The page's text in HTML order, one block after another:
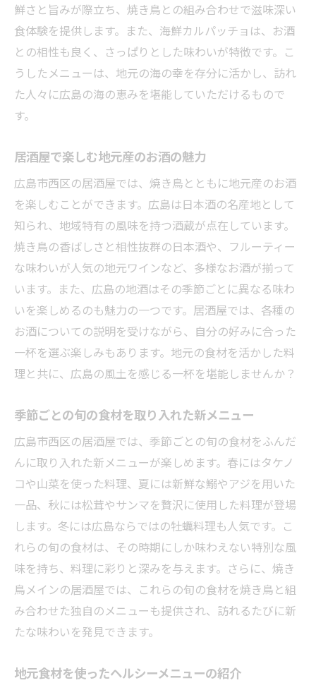
鮮さと旨みが際立ち、焼き鳥との組み合わせで滋味深い
食体験を提供します。また、海鮮カルパッチョは、お酒
との相性も良く、さっぱりとした味わいが特徴です。こ
うしたメニューは、地元の海の幸を存分に活かし、訪れ
た人々に広島の海の恵みを堪能していただけるもので
す。
居酒屋で楽しむ地元産のお酒の魅力
広島市西区の居酒屋では、焼き鳥とともに地元産のお酒
を楽しむことができます。広島は日本酒の名産地として
知られ、地域特有の風味を持つ酒蔵が点在しています。
焼き鳥の香ばしさと相性抜群の日本酒や、フルーティー
な味わいが人気の地元ワインなど、多様なお酒が揃って
います。また、広島の地酒はその季節ごとに異なる味わ
いを楽しめるのも魅力の一つです。居酒屋では、各種の
お酒についての説明を受けながら、自分の好みに合った
一杯を選ぶ楽しみもあります。地元の食材を活かした料
理と共に、広島の風土を感じる一杯を堪能しませんか？
季節ごとの旬の食材を取り入れた新メニュー
広島市西区の居酒屋では、季節ごとの旬の食材をふんだ
んに取り入れた新メニューが楽しめます。春にはタケノ
コや山菜を使った料理、夏には新鮮な鰯やアジを用いた
一品、秋には松茸やサンマを贅沢に使用した料理が登場
します。冬には広島ならではの牡蠣料理も人気です。こ
れらの旬の食材は、その時期にしか味わえない特別な風
味を持ち、料理に彩りと深みを与えます。さらに、焼き
鳥メインの居酒屋では、これらの旬の食材を焼き鳥と組
み合わせた独自のメニューも提供され、訪れるたびに新
たな味わいを発見できます。
地元食材を使ったヘルシーメニューの紹介